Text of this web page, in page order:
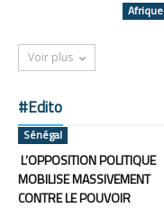
Afrique
Voir plus
#Edito
Sénégal
L’OPPOSITION POLITIQUE
MOBILISE MASSIVEMENT
CONTRE LE POUVOIR